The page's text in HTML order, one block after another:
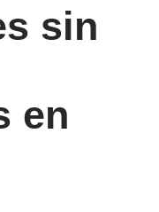
sin
en